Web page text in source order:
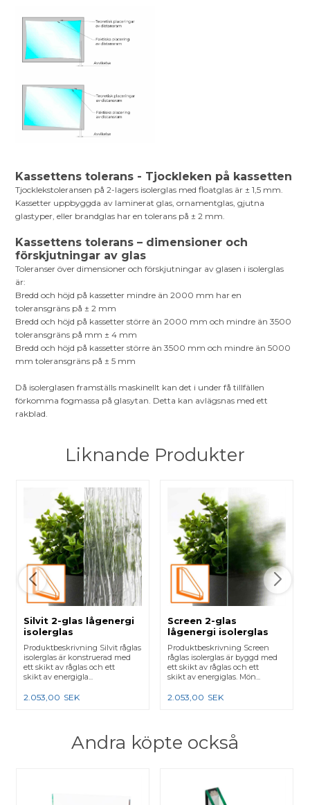
Kassettens tolerans - Tjockleken på kassetten
Tjocklekstoleransen på 2-lagers isolerglas med floatglas är ± 1,5 mm.
Kassetter uppbyggda av laminerat glas, ornamentglas, gjutna
glastyper, eller brandglas har en tolerans på ± 2 mm.
Kassettens tolerans – dimensioner och
förskjutningar av glas
Toleranser över dimensioner och förskjutningar av glasen i isolerglas
är:
Bredd och höjd på kassetter mindre än 2000 mm har en
toleransgräns på ± 2 mm
Bredd och höjd på kassetter större än 2000 mm och mindre än 3500
toleransgräns på mm ± 4 mm
Bredd och höjd på kassetter större än 3500 mm och mindre än 5000
mm toleransgräns på ± 5 mm
Då isolerglasen framställs maskinellt kan det i under få tillfällen
förkomma fogmassa på glasytan. Detta kan avlägsnas med ett
rakblad.
Liknande Produkter
Silvit 2-glas lågenergi
isolerglas
Produktbeskrivning Silvit råglas
isolerglas är konstruerad med
ett skikt av råglas och ett
skikt av energigla...
2.053,00 SEK
Screen 2-glas
lågenergi isolerglas
Produktbeskrivning Screen
råglas isolerglas är byggd med
ett skikt av råglas och ett
skikt av energiglas. Mön...
2.053,00 SEK
Andra köpte också